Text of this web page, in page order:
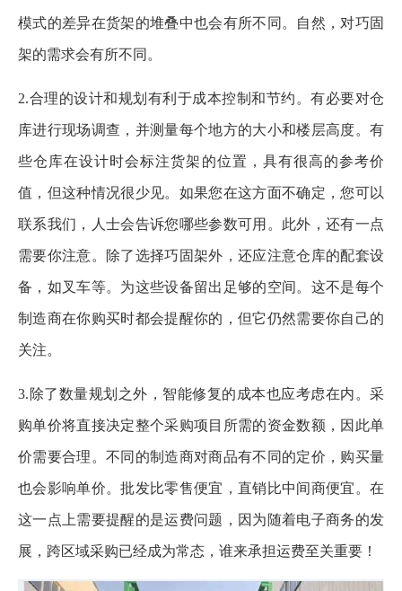
模式的差异在货架的堆叠中也会有所不同。自然，对巧固
架的需求会有所不同。
2.合理的设计和规划有利于成本控制和节约。有必要对仓
库进行现场调查，并测量每个地方的大小和楼层高度。有
些仓库在设计时会标注货架的位置，具有很高的参考价
值，但这种情况很少见。如果您在这方面不确定，您可以
联系我们，人士会告诉您哪些参数可用。此外，还有一点
需要你注意。除了选择巧固架外，还应注意仓库的配套设
备，如叉车等。为这些设备留出足够的空间。这不是每个
制造商在你购买时都会提醒你的，但它仍然需要你自己的
关注。
3.除了数量规划之外，智能修复的成本也应考虑在内。采
购单价将直接决定整个采购项目所需的资金数额，因此单
价需要合理。不同的制造商对商品有不同的定价，购买量
也会影响单价。批发比零售便宜，直销比中间商便宜。在
这一点上需要提醒的是运费问题，因为随着电子商务的发
展，跨区域采购已经成为常态，谁来承担运费至关重要！